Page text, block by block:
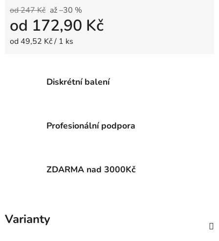
od 247 Kč až –30 %
od 172,90 Kč
Měrná cena:
od 49,52 Kč / 1 ks
Diskrétní balení
Profesionální podpora
ZDARMA nad 3000Kč
Varianty